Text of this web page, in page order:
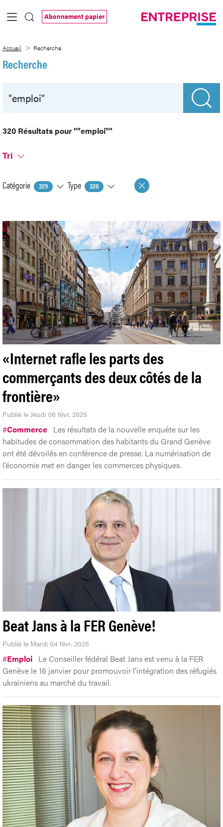
Saut au contenu principal
Abonnement papier
Accueil Recherche
Recherche
320 Résultats pour""emploi""
Tri
Catégorie 329 Type 320
«Internet rafle les parts des
commerçants des deux côtés de la
frontière»
Publié le Jeudi 06 févr. 2025
#Commerce Les résultats de la nouvelle enquête sur les
habitudes de consommation des habitants du Grand Genève
ont été dévoilés en conférence de presse. La numérisation de
l’économie met en danger les commerces physiques.
Beat Jans à la FER Genève!
Publié le Mardi 04 févr. 2025
#Emploi Le Conseiller fédéral Beat Jans est venu à la FER
Genève le 16 janvier pour promouvoir l’intégration des réfugiés
ukrainiens au marché du travail.